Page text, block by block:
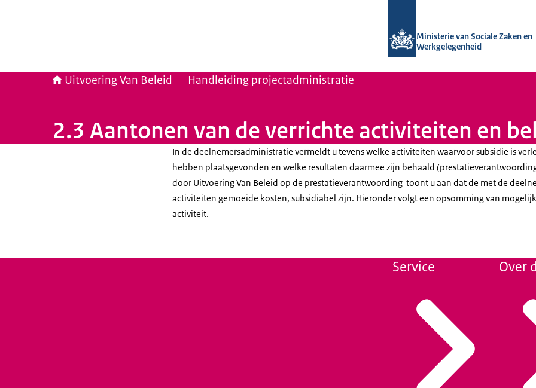
Ministerie van Sociale Zaken en
Werkgelegenheid
Uitvoering Van Beleid Handleiding projectadministratie
2.3 Aantonen van de verrichte activiteiten en
In de deelnemersadministratie vermeldt u tevens welke activiteiten waarvoor subsidie is
hebben plaatsgevonden en welke resultaten daarmee zijn behaald
door Uitvoering Van Beleid op de prestatieverantwoording toont u aan dat de met de
activiteiten gemoeide kosten, subsidiabel zijn. Hieronder volgt een opsomming van
activiteit.
Service Over